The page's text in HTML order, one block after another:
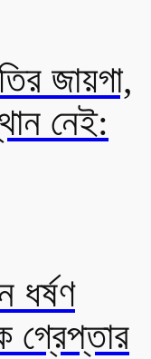
জায়গা,
নেই:
ধর্ষণ
গ্রেপ্তার